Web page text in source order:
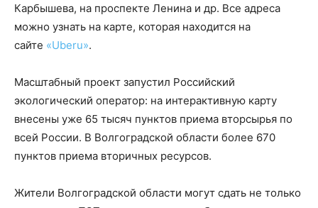
Карбышева, на проспекте Ленина и др. Все адреса
можно узнать на карте, которая находится на
сайте «Uberu».
Масштабный проект запустил Российский
экологический оператор: на интерактивную карту
внесены уже 65 тысяч пунктов приема вторсырья по
всей России. В Волгоградской области более 670
пунктов приема вторичных ресурсов.
Жители Волгоградской области могут сдать не только